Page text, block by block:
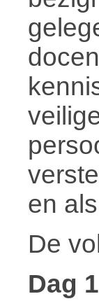
en
De
Dag 1